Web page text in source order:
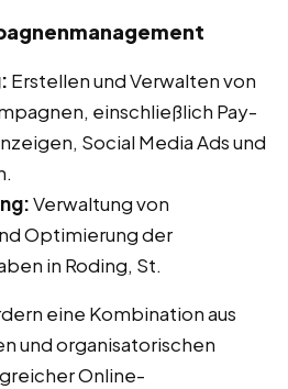
Erstellen und Verwalten von
einschließlich Pay-
Social Media Ads und
Verwaltung von
Optimierung der
in Roding, St.
eine Kombination aus
und organisatorischen
Online-